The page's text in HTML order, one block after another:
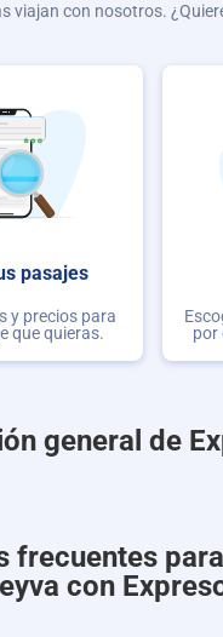
viajan con nosotros.
pasajes
y precios para
que quieras.
por
general de
frecuentes
con